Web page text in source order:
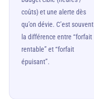
coûts) et une alerte dès
qu’on dévie. C’est souvent
la différence entre “forfait
rentable” et “forfait
épuisant”.